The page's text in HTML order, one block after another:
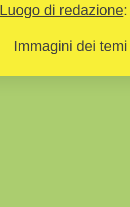
Luogo di redazione
Immagini dei